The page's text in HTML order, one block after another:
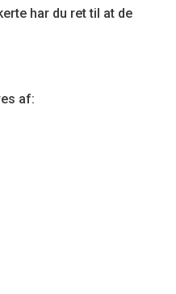
har du ret til at de
af: